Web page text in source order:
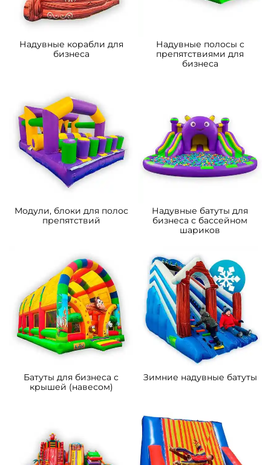
Надувные корабли для
бизнеса
Надувные полосы с
препятствиями для
бизнеса
Модули, блоки для полос
препятствий
Надувные батуты для
бизнеса с бассейном
шариков
Батуты для бизнеса с
крышей (навесом)
Зимние надувные батуты